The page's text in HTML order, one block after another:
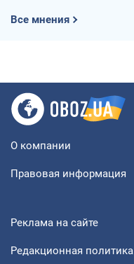
Все мнения
О компании
Правовая информация
Реклама на сайте
Редакционная политика